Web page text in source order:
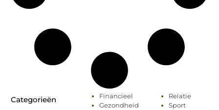
Categorieën
Financieel
Gezondheid
Relatie
Sport